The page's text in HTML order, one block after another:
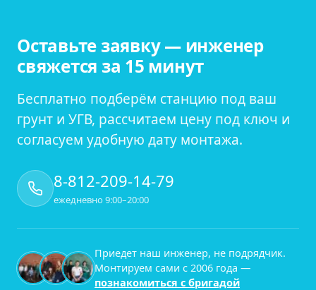
Оставьте заявку — инженер
свяжется за 15 минут
Бесплатно подберём станцию под ваш
грунт и УГВ, рассчитаем цену под ключ и
согласуем удобную дату монтажа.
8-812-209-14-79
ежедневно 9:00–20:00
Приедет наш инженер, не подрядчик.
Монтируем сами с 2006 года —
познакомиться с бригадой